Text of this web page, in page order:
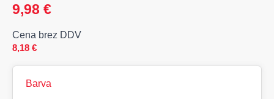
9,98 €
Cena brez DDV
8,18 €
Barva